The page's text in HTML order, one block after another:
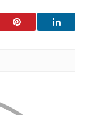
Pinterest